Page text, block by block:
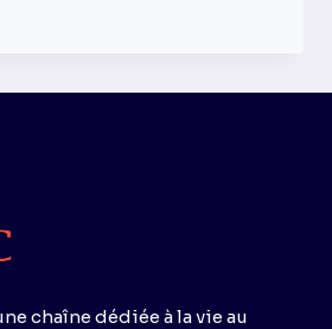
chaîne dédiée à la vie au